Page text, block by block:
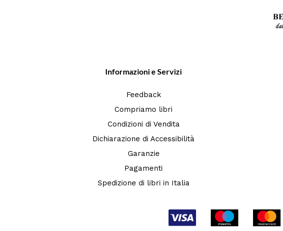
Informazioni e Servizi
Feedback
Compriamo libri
Condizioni di Vendita
Dichiarazione di Accessibilità
Garanzie
Pagamenti
Spedizione di libri in Italia